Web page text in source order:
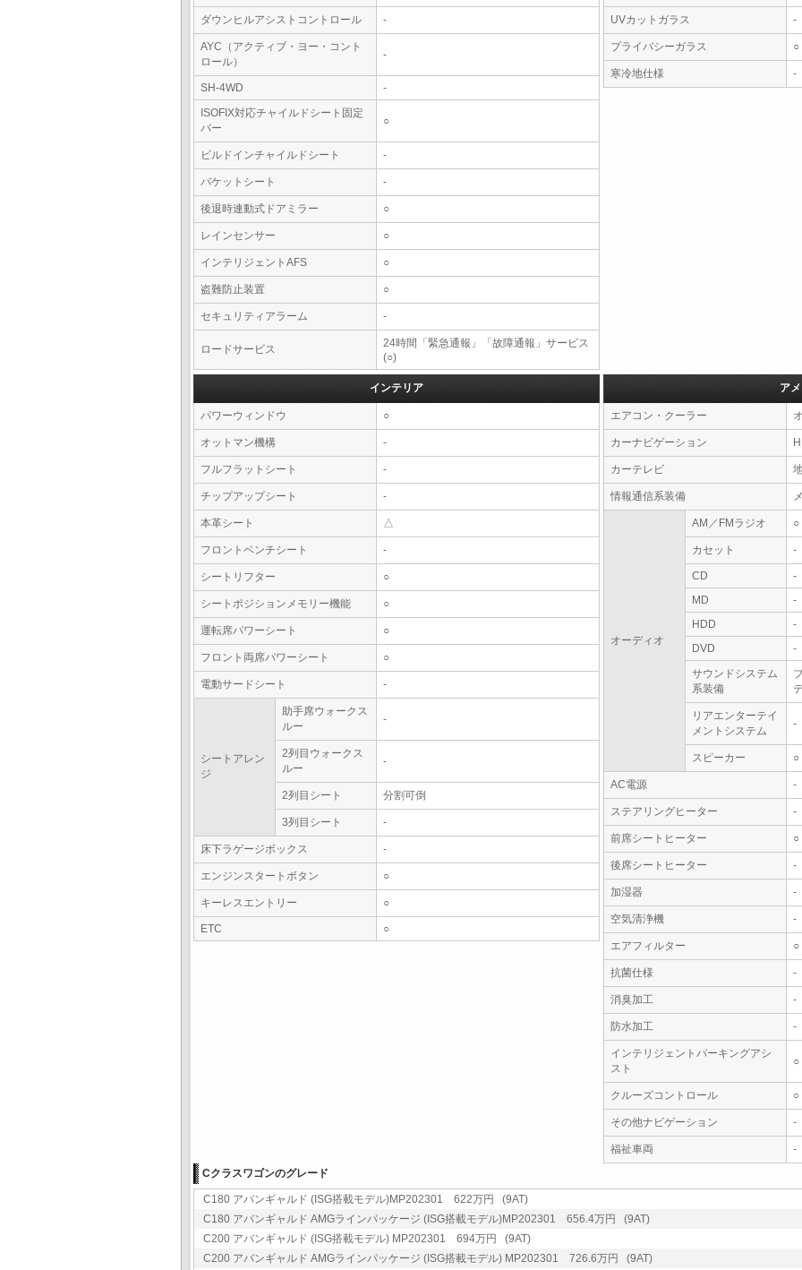
ダウンヒルアシストコントロール -
AYC（アクティブ・ヨー・コント
ロール）
-
SH-4WD
-
ISOFIX対応チャイルドシート固定
バー
○
ビルドインチャイルドシート -
バケットシート -
後退時連動式ドアミラー ○
レインセンサー ○
インテリジェントAFS ○
盗難防止装置 ○
セキュリティアラーム -
ロードサービス
24時間「緊急通報」「故障通報」サービス
(○)
UVカットガラス -
プライバシーガラス ○
寒冷地仕様 -
インテリア
パワーウィンドウ ○
オットマン機構 -
フルフラットシート -
チップアップシート -
本革シート △
フロントベンチシート -
シートリフター ○
シートポジションメモリー機能 ○
運転席パワーシート ○
フロント両席パワーシート ○
電動サードシート -
シートアレン
ジ
助手席ウォークス
ルー
-
2列目ウォークス
ルー
-
2列目シート 分割可倒
3列目シート -
床下ラゲージボックス -
エンジンスタートボタン ○
キーレスエントリー ○
ETC ○
ア
エアコン・クーラー
カーナビゲーション
カーテレビ
情報通信系装備
オーディオ
AM／FMラジオ ○
カセット -
CD
-
MD
-
HDD
-
DVD
-
サウンドシステム
系装備
リアエンターテイ
メントシステム
-
スピーカー ○
AC電源 -
ステアリングヒーター -
前席シートヒーター ○
後席シートヒーター -
加湿器 -
空気清浄機 -
エアフィルター ○
抗菌仕様 -
消臭加工 -
防水加工 -
インテリジェントパーキングアシ
スト
○
クルーズコントロール ○
その他ナビゲーション -
福祉車両
-
Cクラスワゴンのグレード
C180 アバンギャルド (ISG搭載モデル)MP202301 622万円 (9AT)
C180 アバンギャルド AMGラインパッケージ (ISG搭載モデル)MP202301 656.4万円 (9AT)
C200 アバンギャルド (ISG搭載モデル) MP202301 694万円 (9AT)
C200 アバンギャルド AMGラインパッケージ (ISG搭載モデル) MP202301 726.6万円 (9AT)